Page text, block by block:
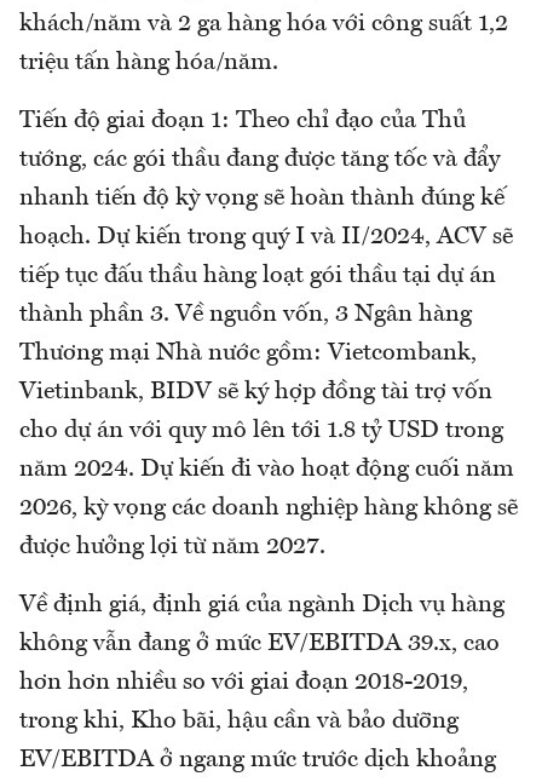
khách/năm và 2 ga hàng hóa với công suất 1,2
triệu tấn hàng hóa/năm.
Tiến độ giai đoạn 1: Theo chỉ đạo của Thủ
tướng, các gói thầu đang được tăng tốc và đẩy
nhanh tiến độ kỳ vọng sẽ hoàn thành đúng kế
hoạch. Dự kiến trong quý I và II/2024, ACV sẽ
tiếp tục đấu thầu hàng loạt gói thầu tại dự án
thành phần 3. Về nguồn vốn, 3 Ngân hàng
Thương mại Nhà nước gồm: Vietcombank,
Vietinbank, BIDV sẽ ký hợp đồng tài trợ vốn
cho dự án với quy mô lên tới 1.8 tỷ USD trong
năm 2024. Dự kiến đi vào hoạt động cuối năm
2026, kỳ vọng các doanh nghiệp hàng không sẽ
được hưởng lợi từ năm 2027.
Về định giá, định giá của ngành Dịch vụ hàng
không vẫn đang ở mức EV/EBITDA 39.x, cao
hơn hơn nhiều so với giai đoạn 2018-2019,
trong khi, Kho bãi, hậu cần và bảo dưỡng
EV/EBITDA ở ngang mức trước dịch khoảng